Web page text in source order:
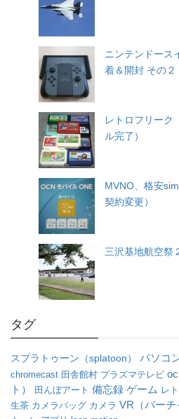
ニンテンドース
着＆開封 その２
レトロフリーク
ル完了）
MVNO、格安
契約変更）
三沢基地航空
タグ
スプラトゥーン（splatoon） パソコ
chromecast 田舎館村 プラズマテレビ
ト）
田んぼアート 備忘録 ゲーム レ
生茶 カメラバッグ カメラ VR（バーチ